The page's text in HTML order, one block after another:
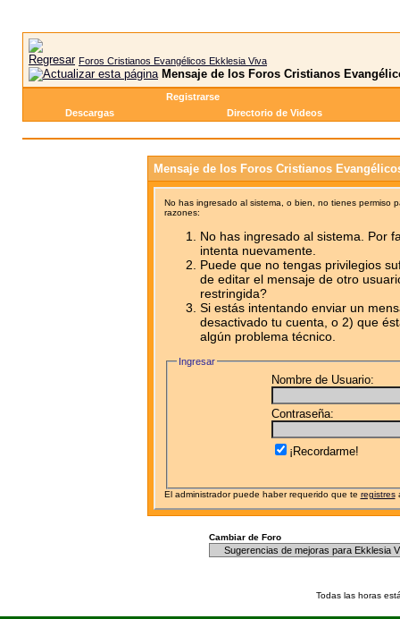
Foros Cristianos Evangélicos Ekklesia Viva
Mensaje de los Foros Cristianos
Registrarse
Descargas
Directorio de Videos
Mensaje de los Foros Cristianos
No has ingresado al sistema, o bien, no tienes permiso
razones:
No has ingresado al sistema. Por
intenta nuevamente.
Puede que no tengas privilegios
de editar el mensaje de otro
restringida?
Si estás intentando enviar un
desactivado tu cuenta, o 2) que
algún problema técnico.
Ingresar
Nombre de Usuario:
Contraseña:
¡Recordarme!
El administrador puede haber requerido que te registres
Cambiar de Foro
Todas las horas